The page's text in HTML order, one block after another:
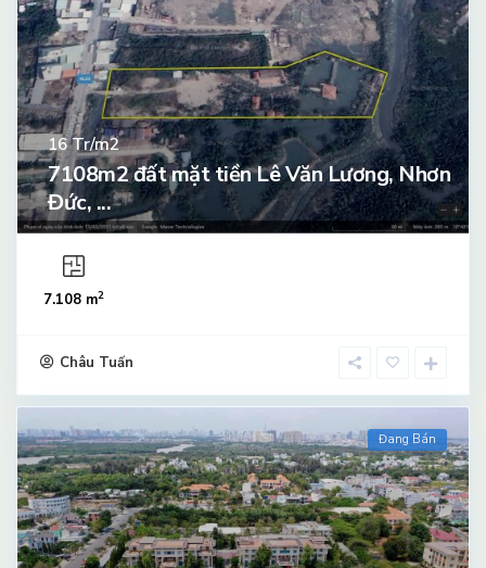
16Tr/m2
7108m2 đất mặt tiền Lê Văn Lương, Nhơn
Đức, ...
7.108 m2
Châu Tuấn
Đang Bán